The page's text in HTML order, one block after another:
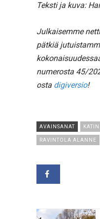
Teksti ja kuva:
Julkaisemme
pätkiä
numerosta 45/
osta digiversio!
AVAINSANAT KATIN
RAVINTOLA ALANNE